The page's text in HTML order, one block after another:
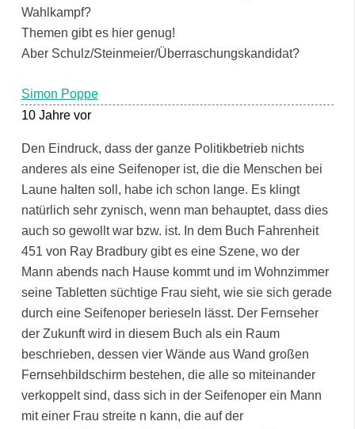
Wahlkampf?
Themen gibt es hier genug!
Aber Schulz/Steinmeier/Überraschungskandidat?
Simon Poppe
10 Jahre vor
Den Eindruck, dass der ganze Politikbetrieb nichts
anderes als eine Seifenoper ist, die die Menschen bei
Laune halten soll, habe ich schon lange. Es klingt
natürlich sehr zynisch, wenn man behauptet, dass dies
auch so gewollt war bzw. ist. In dem Buch Fahrenheit
451 von Ray Bradbury gibt es eine Szene, wo der
Mann abends nach Hause kommt und im Wohnzimmer
seine Tabletten süchtige Frau sieht, wie sie sich gerade
durch eine Seifenoper berieseln lässt. Der Fernseher
der Zukunft wird in diesem Buch als ein Raum
beschrieben, dessen vier Wände aus Wand großen
Fernsehbildschirm bestehen, die alle so miteinander
verkoppelt sind, dass sich in der Seifenoper ein Mann
mit einer Frau streite n kann, die auf der